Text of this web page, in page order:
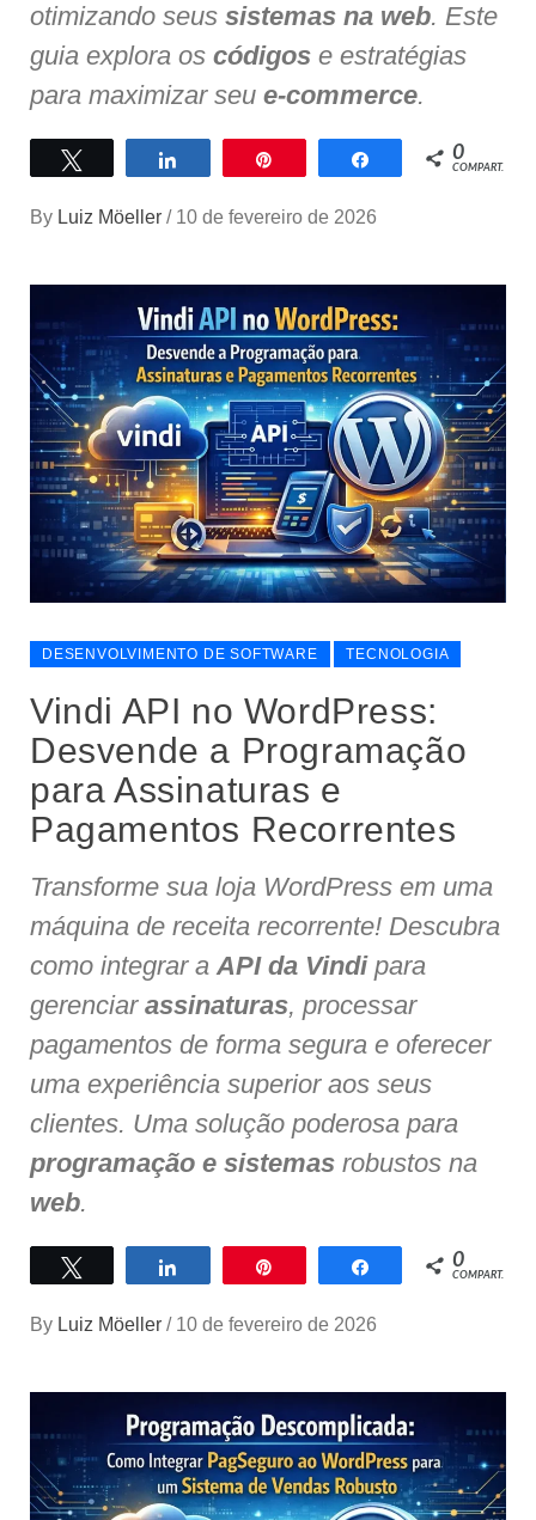
otimizando seus sistemas na web. Este
guia explora os códigos e estratégias
para maximizar seu e-commerce.
Compartilhar Compartilhar
0
COMPART.
By Luiz Möeller / 10 de fevereiro de 2026
DESENVOLVIMENTO DE SOFTWARE TECNOLOGIA
Vindi API no WordPress:
Desvende a Programação
para Assinaturas e
Pagamentos Recorrentes
Transforme sua loja WordPress em uma
máquina de receita recorrente! Descubra
como integrar a API da Vindipara
gerenciar assinaturas, processar
pagamentos de forma segura e oferecer
uma experiência superior aos seus
clientes. Uma solução poderosa para
programação e sistemas robustos na
web.
Compartilhar Compartilhar
0
COMPART.
By Luiz Möeller / 10 de fevereiro de 2026